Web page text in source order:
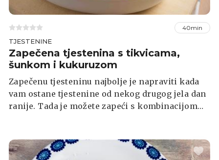
40min
TJESTENINE
Zapečena tjestenina s tikvicama,
šunkom i kukuruzom
Zapečenu tjesteninu najbolje je napraviti kada
vam ostane tjestenine od nekog drugog jela dan
ranije. Tada je možete zapeći s kombinacijom